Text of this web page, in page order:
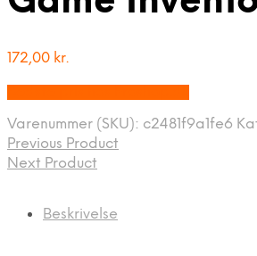
172,00 kr.
Varenummer (SKU): c2481f9a1fe6
Previous Product
Next Product
Beskrivelse